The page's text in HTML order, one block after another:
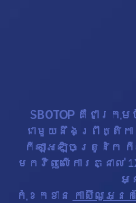
SBOTOP គឺជាក្
ជាមួយនឹងព្រឹត្តិការ
កីឡាអេឡិចត្រូនិក
មកវិញលើការភ្នាល់
អ្
កុំខកខាន
កាស៊ីណូអ្នក